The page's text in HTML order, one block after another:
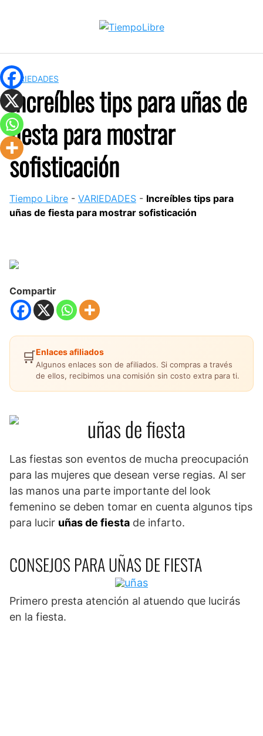
VARIEDADES
Increíbles tips para uñas de
fiesta para mostrar
sofisticación
Tiempo Libre - VARIEDADES - Increíbles tips para
uñas de fiesta para mostrar sofisticación
Compartir
🛒Enlaces afiliados
Algunos enlaces son de afiliados. Si compras a través
de ellos, recibimos una comisión sin costo extra para ti.
Las fiestas son eventos de mucha preocupación
para las mujeres que desean verse regias. Al ser
las manos una parte importante del look
femenino se deben tomar en cuenta algunos tips
para lucir uñas de fiesta de infarto.
CONSEJOS PARA UÑAS DE FIESTA
Primero presta atención al atuendo que lucirás
en la fiesta.